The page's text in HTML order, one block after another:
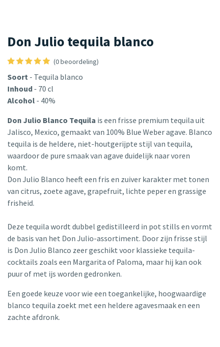
Don Julio tequila blanco
(0 beoordeling)
Soort - Tequila blanco
Inhoud - 70 cl
Alcohol - 40%
Don Julio Blanco Tequila is een frisse premium tequila uit
Jalisco, Mexico, gemaakt van 100% Blue Weber agave. Blanco
tequila is de heldere, niet-houtgerijpte stijl van tequila,
waardoor de pure smaak van agave duidelijk naar voren
komt.
Don Julio Blanco heeft een fris en zuiver karakter met tonen
van citrus, zoete agave, grapefruit, lichte peper en grassige
frisheid.
Deze tequila wordt dubbel gedistilleerd in pot stills en vormt
de basis van het Don Julio-assortiment. Door zijn frisse stijl
is Don Julio Blanco zeer geschikt voor klassieke tequila-
cocktails zoals een Margarita of Paloma, maar hij kan ook
puur of met ijs worden gedronken.
Een goede keuze voor wie een toegankelijke, hoogwaardige
blanco tequila zoekt met een heldere agavesmaak en een
zachte afdronk.